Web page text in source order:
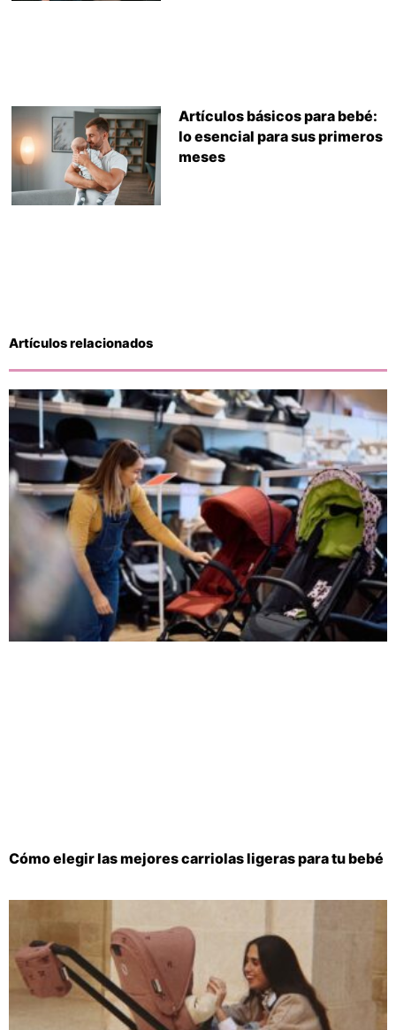
Artículos básicos para bebé:
lo esencial para sus primeros
meses
Artículos relacionados
Cómo elegir las mejores carriolas ligeras para tu bebé